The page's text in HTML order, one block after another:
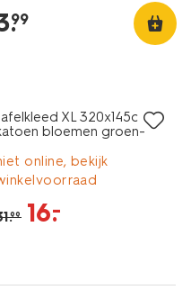
.
99
XL 320x145cm
bloemen groen-
online, bekijk
.99 16.
–